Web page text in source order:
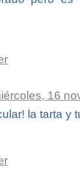
16
la tarta y